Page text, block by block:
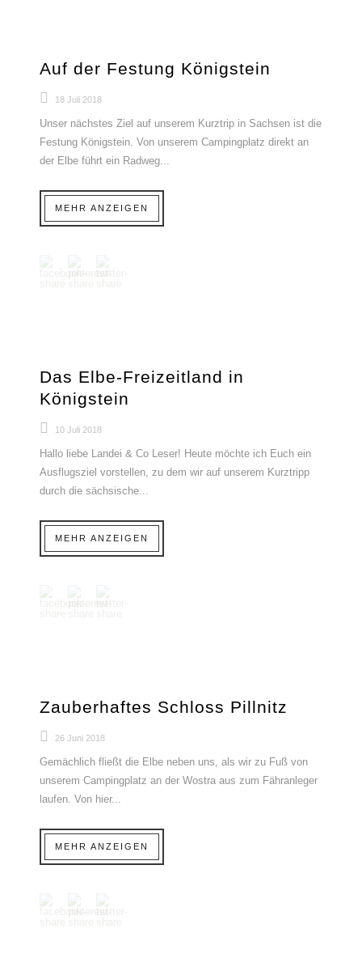
Auf der Festung Königstein
18 Juli 2018
Unser nächstes Ziel auf unserem Kurztrip in Sachsen ist die
Festung Königstein. Von unserem Campingplatz direkt an
der Elbe führt ein Radweg...
MEHR ANZEIGEN
Das Elbe-Freizeitland in
Königstein
10 Juli 2018
Hallo liebe Landei & Co Leser! Heute möchte ich Euch ein
Ausflugsziel vorstellen, zu dem wir auf unserem Kurztripp
durch die sächsische...
MEHR ANZEIGEN
Zauberhaftes Schloss Pillnitz
26 Juni 2018
Gemächlich fließt die Elbe neben uns, als wir zu Fuß von
unserem Campingplatz an der Wostra aus zum Fähranleger
laufen. Von hier...
MEHR ANZEIGEN